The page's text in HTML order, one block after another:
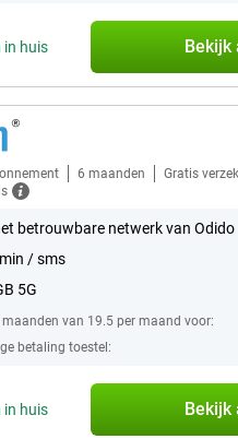
in huis Bekijk
6 maanden
Gratis
betrouwbare netwerk van Odido
/ sms
5G
maanden van 19.5 per maand voor:
betaling toestel:
in huis Bekijk